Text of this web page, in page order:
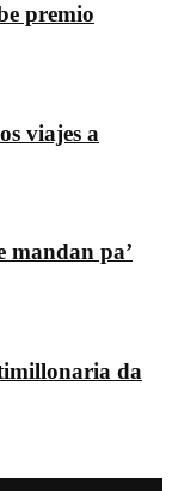
premio
viajes a
mandan pa’
da